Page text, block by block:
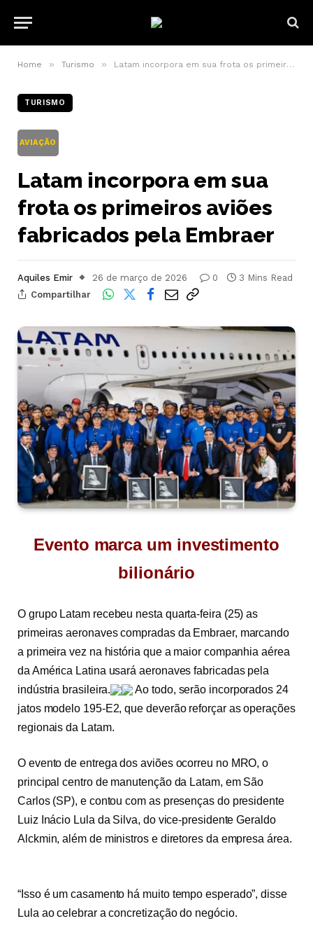
Home » Turismo » Latam incorpora em sua frota os primeiros aviões fabricados pela Embraer
TURISMO
AVIAÇÃO
Latam incorpora em sua
frota os primeiros aviões
fabricados pela Embraer
Aquiles Emir 26 de março de 2026 0
3 Mins Read
Compartilhar
Evento marca um investimento
bilionário
O grupo Latam recebeu nesta quarta-feira (25) as
primeiras aeronaves compradas da Embraer, marcando
a primeira vez na história que a maior companhia aérea
da América Latina usará aeronaves fabricadas pela
indústria brasileira.
Ao todo, serão incorporados 24
jatos modelo 195-E2, que deverão reforçar as operações
regionais da Latam.
O evento de entrega dos aviões ocorreu no MRO, o
principal centro de manutenção da Latam, em São
Carlos (SP), e contou com as presenças do presidente
Luiz Inácio Lula da Silva, do vice-presidente Geraldo
Alckmin, além de ministros e diretores da empresa área.
“Isso é um casamento há muito tempo esperado”, disse
Lula ao celebrar a concretização do negócio.